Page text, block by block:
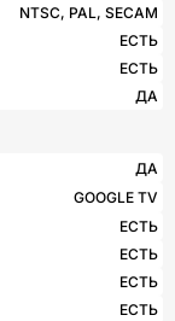
NTSC, PAL, SECAM
ЕСТЬ
ЕСТЬ
ДА
ДА
GOOGLE TV
ЕСТЬ
ЕСТЬ
ЕСТЬ
ЕСТЬ